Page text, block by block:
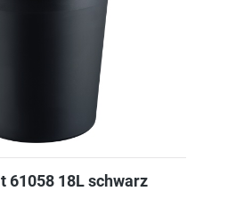
61058 18L schwarz